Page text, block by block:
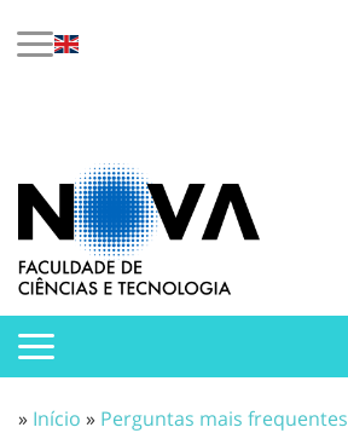
» Início » Perguntas mais frequentes